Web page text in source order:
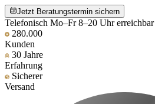
Jetzt Beratungstermin sichern
Telefonisch Mo–Fr 8–20 Uhr erreichbar
280.000
Kunden
30 Jahre
Erfahrung
Sicherer
Versand